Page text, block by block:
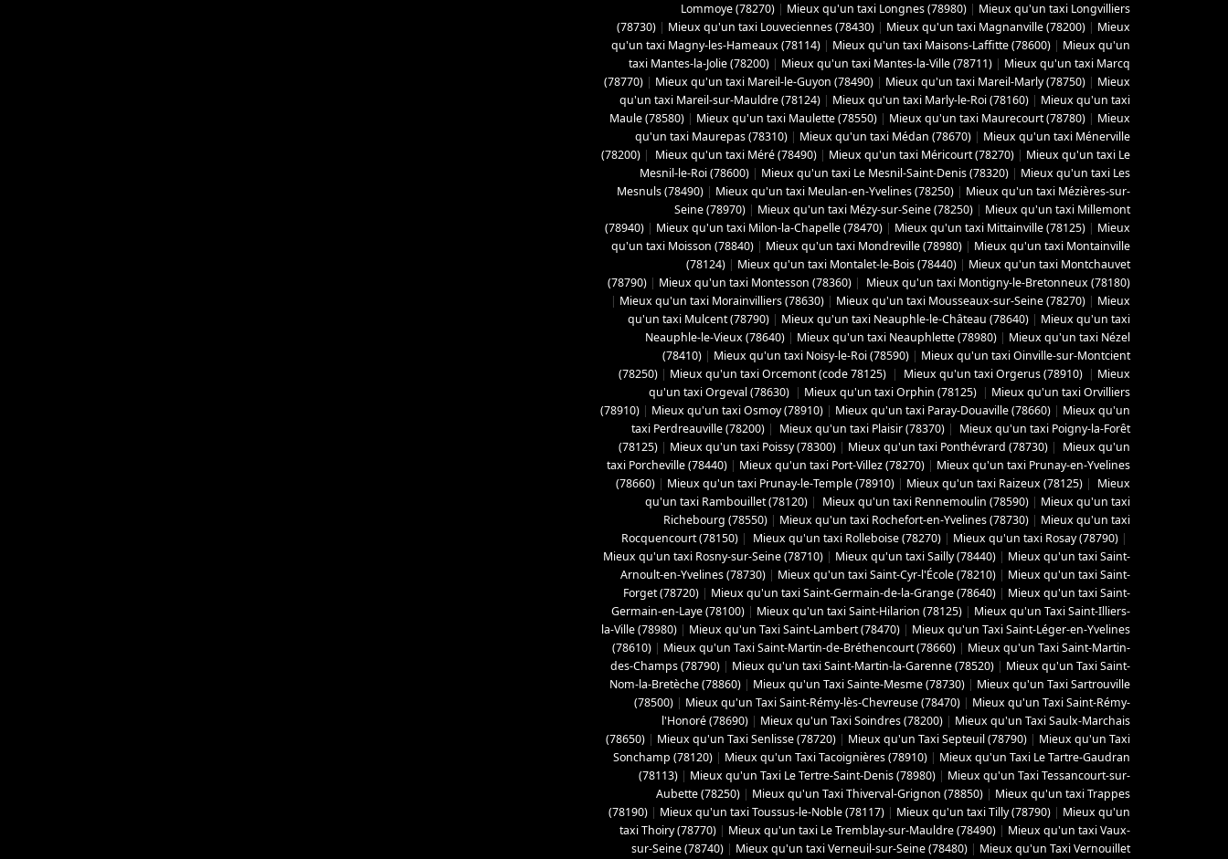
Lommoye (78270) | Mieux qu'un taxi Longnes (78980) | Mieux qu'un taxi Longvilliers
(78730) | Mieux qu'un taxi Louveciennes (78430) | Mieux qu'un taxi Magnanville (78200) | Mieux
qu'un taxi Magny-les-Hameaux (78114) | Mieux qu'un taxi Maisons-Laffitte (78600) | Mieux qu'un
taxi Mantes-la-Jolie (78200) | Mieux qu'un taxi Mantes-la-Ville (78711) | Mieux qu'un taxi Marcq
(78770) | Mieux qu'un taxi Mareil-le-Guyon (78490) | Mieux qu'un taxi Mareil-Marly (78750) | Mieux
qu'un taxi Mareil-sur-Mauldre (78124) | Mieux qu'un taxi Marly-le-Roi (78160) | Mieux qu'un taxi
Maule (78580) | Mieux qu'un taxi Maulette (78550) | Mieux qu'un taxi Maurecourt (78780) | Mieux
qu'un taxi Maurepas (78310) | Mieux qu'un taxi Médan (78670) | Mieux qu'un taxi Ménerville
(78200) | Mieux qu'un taxi Méré (78490) | Mieux qu'un taxi Méricourt (78270) | Mieux qu'un taxi Le
Mesnil-le-Roi (78600) | Mieux qu'un taxi Le Mesnil-Saint-Denis (78320) | Mieux qu'un taxi Les
Mesnuls (78490) | Mieux qu'un taxi Meulan-en-Yvelines (78250) | Mieux qu'un taxi Mézières-sur-
Seine (78970) | Mieux qu'un taxi Mézy-sur-Seine (78250) | Mieux qu'un taxi Millemont
(78940) | Mieux qu'un taxi Milon-la-Chapelle (78470) | Mieux qu'un taxi Mittainville (78125) | Mieux
qu'un taxi Moisson (78840) | Mieux qu'un taxi Mondreville (78980) | Mieux qu'un taxi Montainville
(78124) | Mieux qu'un taxi Montalet-le-Bois (78440) | Mieux qu'un taxi Montchauvet
(78790) | Mieux qu'un taxi Montesson (78360) | Mieux qu'un taxi Montigny-le-Bretonneux (78180)
| Mieux qu'un taxi Morainvilliers (78630) | Mieux qu'un taxi Mousseaux-sur-Seine (78270) | Mieux
qu'un taxi Mulcent (78790) | Mieux qu'un taxi Neauphle-le-Château (78640) | Mieux qu'un taxi
Neauphle-le-Vieux (78640) | Mieux qu'un taxi Neauphlette (78980) | Mieux qu'un taxi Nézel
(78410) | Mieux qu'un taxi Noisy-le-Roi (78590) | Mieux qu'un taxi Oinville-sur-Montcient
(78250) | Mieux qu'un taxi Orcemont (code 78125) | Mieux qu'un taxi Orgerus (78910) | Mieux
qu'un taxi Orgeval (78630) | Mieux qu'un taxi Orphin (78125) | Mieux qu'un taxi Orvilliers
(78910) | Mieux qu'un taxi Osmoy (78910) | Mieux qu'un taxi Paray-Douaville (78660) | Mieux qu'un
taxi Perdreauville (78200) | Mieux qu'un taxi Plaisir (78370) | Mieux qu'un taxi Poigny-la-Forêt
(78125) | Mieux qu'un taxi Poissy (78300) | Mieux qu'un taxi Ponthévrard (78730) | Mieux qu'un
taxi Porcheville (78440) | Mieux qu'un taxi Port-Villez (78270) | Mieux qu'un taxi Prunay-en-Yvelines
(78660) | Mieux qu'un taxi Prunay-le-Temple (78910) | Mieux qu'un taxi Raizeux (78125) | Mieux
qu'un taxi Rambouillet (78120) | Mieux qu'un taxi Rennemoulin (78590) | Mieux qu'un taxi
Richebourg (78550) | Mieux qu'un taxi Rochefort-en-Yvelines (78730) | Mieux qu'un taxi
Rocquencourt (78150) | Mieux qu'un taxi Rolleboise (78270) | Mieux qu'un taxi Rosay (78790) |
Mieux qu'un taxi Rosny-sur-Seine (78710) | Mieux qu'un taxi Sailly (78440) | Mieux qu'un taxi Saint-
Arnoult-en-Yvelines (78730) | Mieux qu'un taxi Saint-Cyr-l'École (78210) | Mieux qu'un taxi Saint-
Forget (78720) | Mieux qu'un taxi Saint-Germain-de-la-Grange (78640) | Mieux qu'un taxi Saint-
Germain-en-Laye (78100) | Mieux qu'un taxi Saint-Hilarion (78125) | Mieux qu'un Taxi Saint-Illiers-
la-Ville (78980) | Mieux qu'un Taxi Saint-Lambert (78470) | Mieux qu'un Taxi Saint-Léger-en-Yvelines
(78610) | Mieux qu'un Taxi Saint-Martin-de-Bréthencourt (78660) | Mieux qu'un Taxi Saint-Martin-
des-Champs (78790) | Mieux qu'un taxi Saint-Martin-la-Garenne (78520) | Mieux qu'un Taxi Saint-
Nom-la-Bretèche (78860) | Mieux qu'un Taxi Sainte-Mesme (78730) | Mieux qu'un Taxi Sartrouville
(78500) | Mieux qu'un Taxi Saint-Rémy-lès-Chevreuse (78470) | Mieux qu'un Taxi Saint-Rémy-
l'Honoré (78690) | Mieux qu'un Taxi Soindres (78200) | Mieux qu'un Taxi Saulx-Marchais
(78650) | Mieux qu'un Taxi Senlisse (78720) | Mieux qu'un Taxi Septeuil (78790) | Mieux qu'un Taxi
Sonchamp (78120) | Mieux qu'un Taxi Tacoignières (78910) | Mieux qu'un Taxi Le Tartre-Gaudran
(78113) | Mieux qu'un Taxi Le Tertre-Saint-Denis (78980) | Mieux qu'un Taxi Tessancourt-sur-
Aubette (78250) | Mieux qu'un Taxi Thiverval-Grignon (78850) | Mieux qu'un taxi Trappes
(78190) | Mieux qu'un taxi Toussus-le-Noble (78117) | Mieux qu'un taxi Tilly (78790) | Mieux qu'un
taxi Thoiry (78770) | Mieux qu'un taxi Le Tremblay-sur-Mauldre (78490) | Mieux qu'un taxi Vaux-
sur-Seine (78740) | Mieux qu'un taxi Verneuil-sur-Seine (78480) | Mieux qu'un Taxi Vernouillet